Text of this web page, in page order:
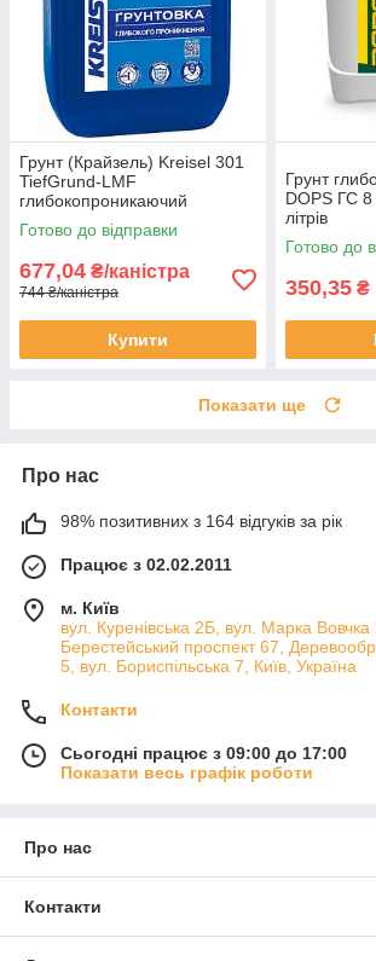
Грунт (Крайзель) Kreisel 301
TiefGrund-LMF
глибокопроникаючий
каністра 10 літрів
Готово до відправки
677,04 ₴/каністра
744 ₴/каністра
Купити
Грунт
DOPS ГС 8
літрів
Готово до
350,35 ₴
Показати ще
Про нас
98% позитивних з 164 відгуків за рік
Працює з 02.02.2011
м. Київ
вул. Куренівська 2Б, вул. Марка Вовчка
Берестейський проспект 67,
5, вул. Бориспільська 7, Київ, Україна
Контакти
Сьогодні працює з 09:00 до 17:00
Показати весь графік роботи
Про нас
Контакти